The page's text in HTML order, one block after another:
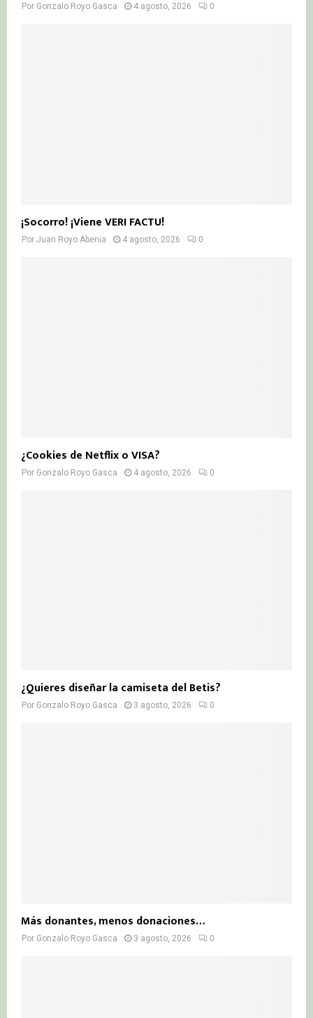
Por Gonzalo Royo Gasca 4 agosto, 2026 0
¡Socorro! ¡Viene VERI FACTU!
Por Juan Royo Abenia 4 agosto, 2026 0
¿Cookies de Netflix o VISA?
Por Gonzalo Royo Gasca 4 agosto, 2026 0
¿Quieres diseñar la camiseta del Betis?
Por Gonzalo Royo Gasca 3 agosto, 2026 0
Más donantes, menos donaciones…
Por Gonzalo Royo Gasca 3 agosto, 2026 0